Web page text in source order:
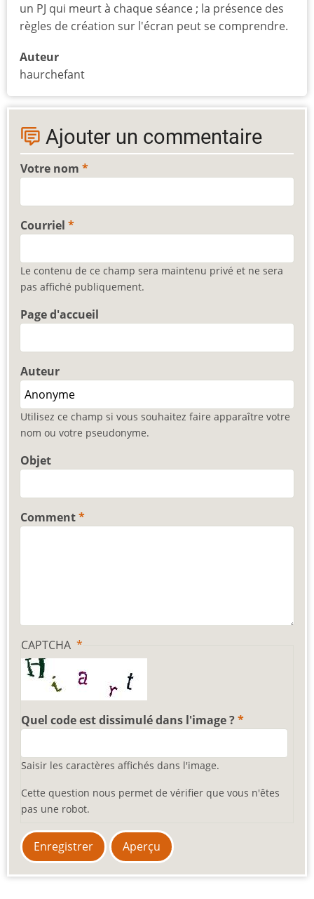
un PJ qui meurt à chaque séance ; la présence des
règles de création sur l'écran peut se comprendre.
Auteur
haurchefant
Ajouter un commentaire
Votre nom
Courriel
Le contenu de ce champ sera maintenu privé et ne sera
pas affiché publiquement.
Page d'accueil
Auteur
Utilisez ce champ si vous souhaitez faire apparaître votre
nom ou votre pseudonyme.
Objet
Comment
CAPTCHA
Quel code est dissimulé dans l'image ?
Saisir les caractères affichés dans l'image.
Cette question nous permet de vérifier que vous n'êtes
pas une robot.